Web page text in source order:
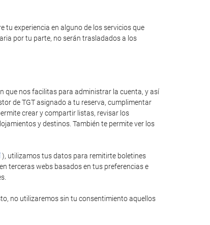
tu experiencia en alguno de los servicios que
por tu parte, no serán trasladados a los
que nos facilitas para administrar la cuenta, y así
de TGT asignado a tu reserva, cumplimentar
crear y compartir listas, revisar los
y destinos. También te permite ver los
), utilizamos tus datos para remitirte boletines
terceras webs basados en tus preferencias e
no utilizaremos sin tu consentimiento aquellos